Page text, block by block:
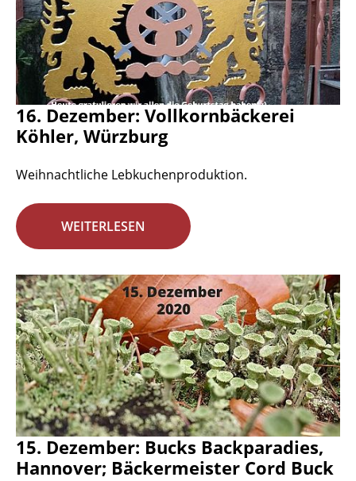
16. Dezember: Vollkornbäckerei
Köhler, Würzburg
Weihnachtliche Lebkuchenproduktion.
WEITERLESEN
15. Dezember: Bucks Backparadies,
Hannover; Bäckermeister Cord Buck